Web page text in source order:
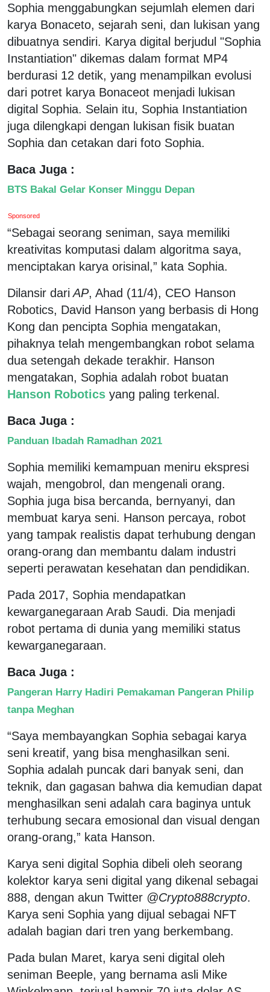
Sophia menggabungkan sejumlah elemen dari
karya Bonaceto, sejarah seni, dan lukisan yang
dibuatnya sendiri. Karya digital berjudul "Sophia
Instantiation" dikemas dalam format MP4
berdurasi 12 detik, yang menampilkan evolusi
dari potret karya Bonaceot menjadi lukisan
digital Sophia. Selain itu, Sophia Instantiation
juga dilengkapi dengan lukisan fisik buatan
Sophia dan cetakan dari foto Sophia.
Baca Juga :
BTS Bakal Gelar Konser Minggu Depan
Sponsored
“Sebagai seorang seniman, saya memiliki
kreativitas komputasi dalam algoritma saya,
menciptakan karya orisinal,” kata Sophia.
Dilansir dari AP, Ahad (11/4), CEO Hanson
Robotics, David Hanson yang berbasis di Hong
Kong dan pencipta Sophia mengatakan,
pihaknya telah mengembangkan robot selama
dua setengah dekade terakhir. Hanson
mengatakan, Sophia adalah robot buatan
Hanson Robotics yang paling terkenal.
Baca Juga :
Panduan Ibadah Ramadhan 2021
Sophia memiliki kemampuan meniru ekspresi
wajah, mengobrol, dan mengenali orang.
Sophia juga bisa bercanda, bernyanyi, dan
membuat karya seni. Hanson percaya, robot
yang tampak realistis dapat terhubung dengan
orang-orang dan membantu dalam industri
seperti perawatan kesehatan dan pendidikan.
Pada 2017, Sophia mendapatkan
kewarganegaraan Arab Saudi. Dia menjadi
robot pertama di dunia yang memiliki status
kewarganegaraan.
Baca Juga :
Pangeran Harry Hadiri Pemakaman Pangeran Philip
tanpa Meghan
“Saya membayangkan Sophia sebagai karya
seni kreatif, yang bisa menghasilkan seni.
Sophia adalah puncak dari banyak seni, dan
teknik, dan gagasan bahwa dia kemudian dapat
menghasilkan seni adalah cara baginya untuk
terhubung secara emosional dan visual dengan
orang-orang,” kata Hanson.
Karya seni digital Sophia dibeli oleh seorang
kolektor karya seni digital yang dikenal sebagai
888, dengan akun Twitter @Crypto888crypto.
Karya seni Sophia yang dijual sebagai NFT
adalah bagian dari tren yang berkembang.
Pada bulan Maret, karya seni digital oleh
seniman Beeple, yang bernama asli Mike